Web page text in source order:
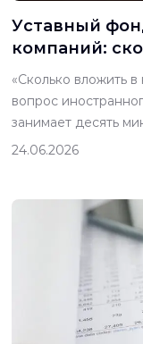
Уставный
компаний:
вложить
«Сколько вложить
вопрос
занимает десять
заблуждение.
банковский счёт,
пройдёте ни
Юридический
24.06.2026